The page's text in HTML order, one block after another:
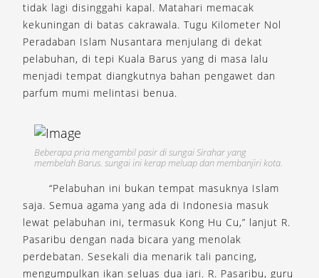
tidak lagi disinggahi kapal. Matahari memacak
kekuningan di batas cakrawala. Tugu Kilometer Nol
Peradaban Islam Nusantara menjulang di dekat
pelabuhan, di tepi Kuala Barus yang di masa lalu
menjadi tempat diangkutnya bahan pengawet dan
parfum mumi melintasi benua.
Beberapa pria mengambil pasir di sungai Sirahar yang
membelah Barus. sungai ini kerap meluap dan membanjiri kota.
“Pelabuhan ini bukan tempat masuknya Islam
saja. Semua agama yang ada di Indonesia masuk
lewat pelabuhan ini, termasuk Kong Hu Cu,” lanjut R.
Pasaribu dengan nada bicara yang menolak
perdebatan. Sesekali dia menarik tali pancing,
mengumpulkan ikan seluas dua jari. R. Pasaribu, guru